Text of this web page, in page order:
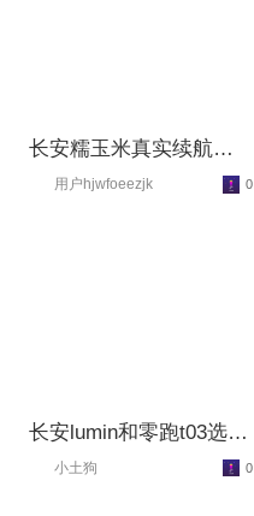
长安糯玉米真实续航使
用感受
用户hjwfoeezjk 0
长安lumin和零跑t03选哪
个？小土狗 0